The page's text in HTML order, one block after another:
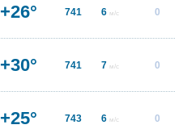
+26° 741 6 м/с 0
+30° 741 7 м/с 0
+25° 743 6 м/с 0